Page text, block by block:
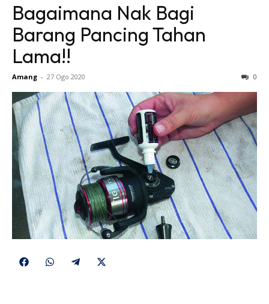
Bagaimana Nak Bagi
Barang Pancing Tahan
Lama!!
Amang - 27 Ogo 2020 0
Share
Share
Share